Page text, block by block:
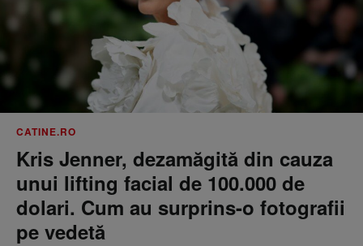
CATINE.RO
Kris Jenner, dezamăgită din cauza
unui lifting facial de 100.000 de
dolari. Cum au surprins-o fotografii
pe vedetă